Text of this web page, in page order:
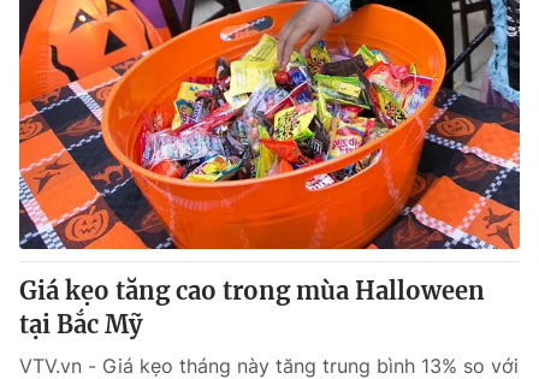
Giá kẹo tăng cao trong mùa Halloween
tại Bắc Mỹ
VTV.vn - Giá kẹo tháng này tăng trung bình 13% so với